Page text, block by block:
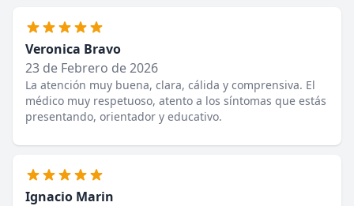
Veronica Bravo
23 de Febrero de 2026
La atención muy buena, clara, cálida y comprensiva. El
médico muy respetuoso, atento a los síntomas que estás
presentando, orientador y educativo.
Ignacio Marin